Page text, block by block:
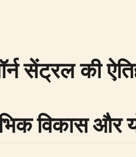
सेंट्रल की
विकास और